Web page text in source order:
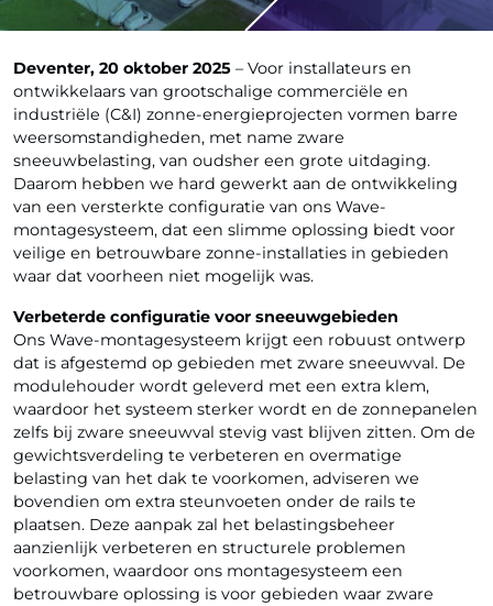
Deventer, 20 oktober 2025 – Voor installateurs en
ontwikkelaars van grootschalige commerciële en
industriële (C&I) zonne-energieprojecten vormen barre
weersomstandigheden, met name zware
sneeuwbelasting, van oudsher een grote uitdaging.
Daarom hebben we hard gewerkt aan de ontwikkeling
van een versterkte configuratie van ons Wave-
montagesysteem, dat een slimme oplossing biedt voor
veilige en betrouwbare zonne-installaties in gebieden
waar dat voorheen niet mogelijk was.
Verbeterde configuratie voor sneeuwgebieden
Ons Wave-montagesysteem krijgt een robuust ontwerp
dat is afgestemd op gebieden met zware sneeuwval. De
modulehouder wordt geleverd met een extra klem,
waardoor het systeem sterker wordt en de zonnepanelen
zelfs bij zware sneeuwval stevig vast blijven zitten. Om de
gewichtsverdeling te verbeteren en overmatige
belasting van het dak te voorkomen, adviseren we
bovendien om extra steunvoeten onder de rails te
plaatsen. Deze aanpak zal het belastingsbeheer
aanzienlijk verbeteren en structurele problemen
voorkomen, waardoor ons montagesysteem een
betrouwbare oplossing is voor gebieden waar zware